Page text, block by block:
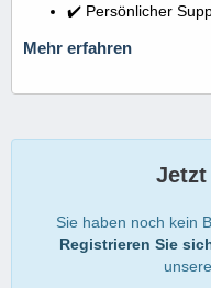
✔️ Persönlicher
Mehr erfahren
Sie haben noch kein
Registrieren Sie